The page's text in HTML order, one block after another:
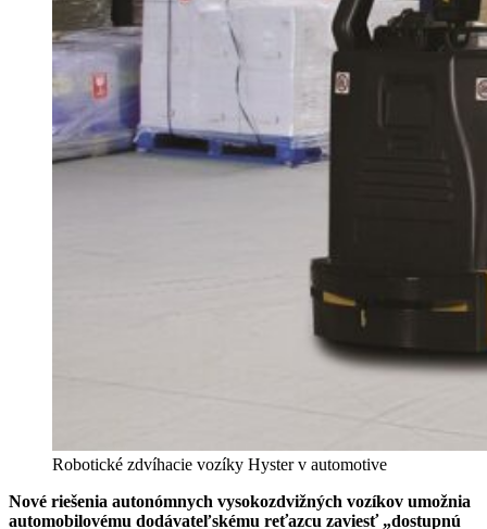
Robotické zdvíhacie vozíky Hyster v automotive
Nové riešenia autonómnych vysokozdvižných vozíkov umožnia
automobilovému dodávateľskému reťazcu zaviesť „dostupnú